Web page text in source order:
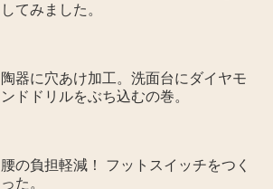
してみました。
陶器に穴あけ加工。洗面台にダイヤモ
ンドドリルをぶち込むの巻。
腰の負担軽減！ フットスイッチをつく
った。